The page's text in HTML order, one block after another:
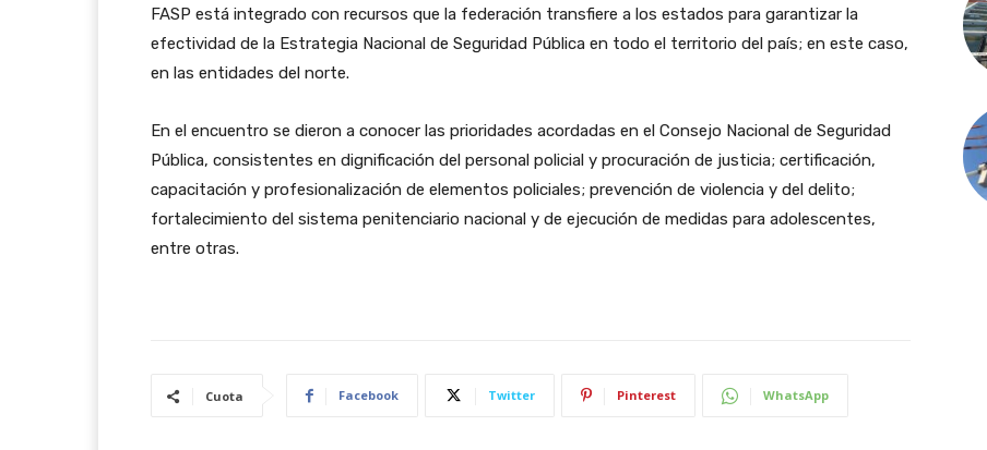
FASP está integrado con recursos que la federación transfiere a los estados para garantizar la
efectividad de la Estrategia Nacional de Seguridad Pública en todo el territorio del país; en este caso,
en las entidades del norte.
En el encuentro se dieron a conocer las prioridades acordadas en el Consejo Nacional de Seguridad
Pública, consistentes en dignificación del personal policial y procuración de justicia; certificación,
capacitación y profesionalización de elementos policiales; prevención de violencia y del delito;
fortalecimiento del sistema penitenciario nacional y de ejecución de medidas para adolescentes,
entre otras.
Cuota Facebook Twitter Pinterest WhatsApp